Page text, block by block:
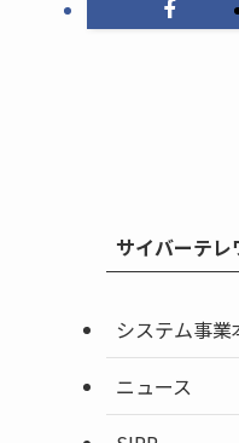
サイバーテ
システム事業
ニュース